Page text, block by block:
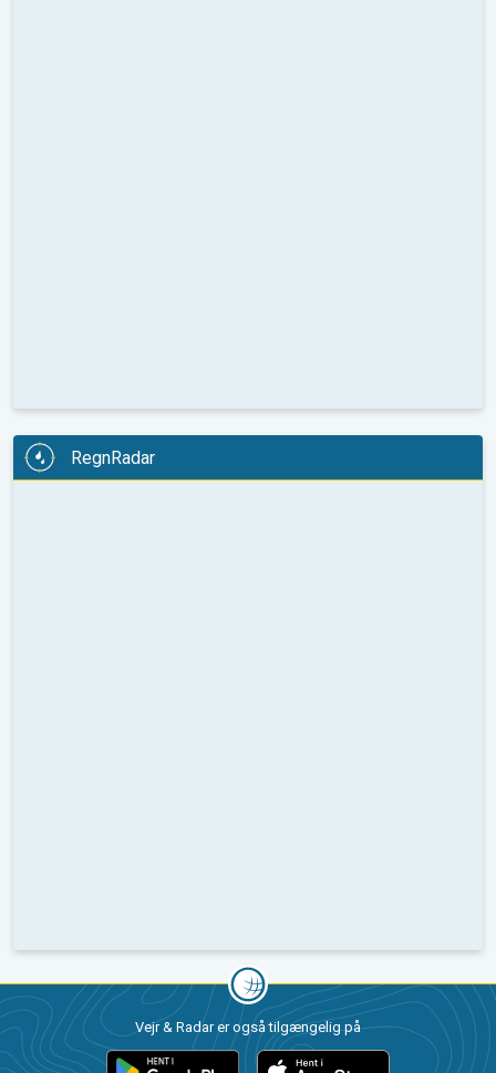
RegnRadar
Vejr & Radar er også tilgængelig på